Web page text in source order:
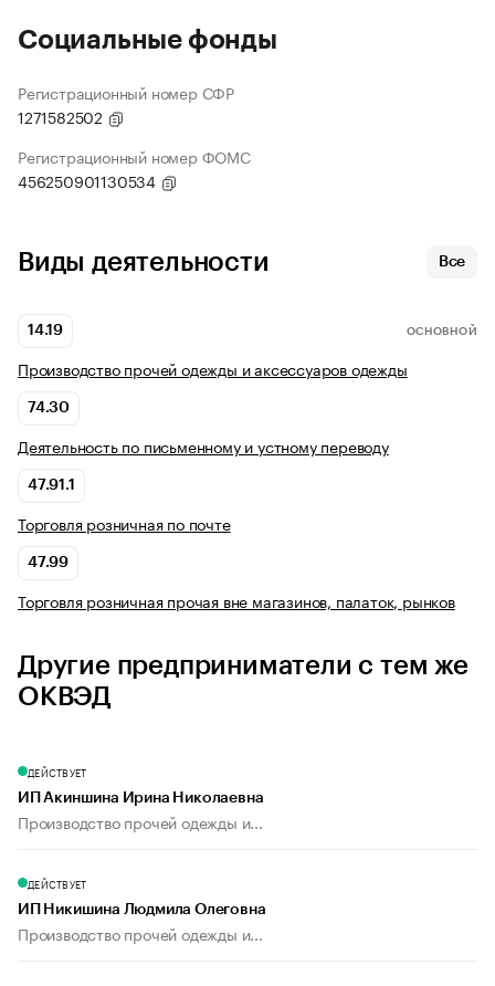
Социальные фонды
Регистрационный номер СФР
1271582502
Регистрационный номер ФОМС
456250901130534
Виды деятельности Все
14.19 ОСНОВНОЙ
Производство прочей одежды и аксессуаров одежды
74.30
Деятельность по письменному и устному переводу
47.91.1
Торговля розничная по почте
47.99
Торговля розничная прочая вне магазинов, палаток, рынков
Другие предприниматели с тем же
ОКВЭД
ДЕЙСТВУЕТ
ИП Акиншина Ирина Николаевна
Производство прочей одежды и...
ДЕЙСТВУЕТ
ИП Никишина Людмила Олеговна
Производство прочей одежды и...